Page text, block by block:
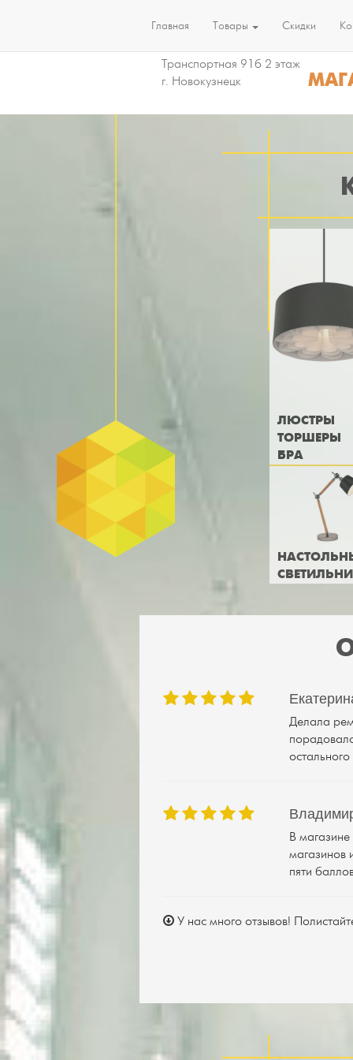
Главная Товары Скидки
Транспортная 91б 2 этаж
г. Новокузнецк
ЛЮСТРЫ
ТОРШЕРЫ
БРА
Делала
В
магазинов
пяти
У нас много отзывов!